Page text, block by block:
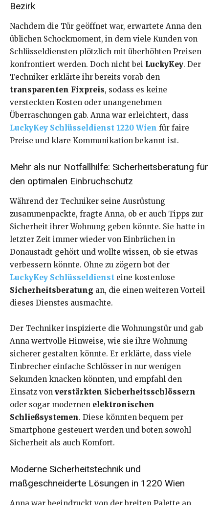
Bezirk
Nachdem die Tür geöffnet war, erwartete Anna den
üblichen Schockmoment, in dem viele Kunden von
Schlüsseldiensten plötzlich mit überhöhten Preisen
konfrontiert werden. Doch nicht bei LuckyKey. Der
Techniker erklärte ihr bereits vorab den
transparenten Fixpreis, sodass es keine
versteckten Kosten oder unangenehmen
Überraschungen gab. Anna war erleichtert, dass
LuckyKey Schlüsseldienst 1220 Wien für faire
Preise und klare Kommunikation bekannt ist.
Mehr als nur Notfallhilfe: Sicherheitsberatung für
den optimalen Einbruchschutz
Während der Techniker seine Ausrüstung
zusammenpackte, fragte Anna, ob er auch Tipps zur
Sicherheit ihrer Wohnung geben könnte. Sie hatte in
letzter Zeit immer wieder von Einbrüchen in
Donaustadt gehört und wollte wissen, ob sie etwas
verbessern könnte. Ohne zu zögern bot der
LuckyKey Schlüsseldienst eine kostenlose
Sicherheitsberatung an, die einen weiteren Vorteil
dieses Dienstes ausmachte.
Der Techniker inspizierte die Wohnungstür und gab
Anna wertvolle Hinweise, wie sie ihre Wohnung
sicherer gestalten könnte. Er erklärte, dass viele
Einbrecher einfache Schlösser in nur wenigen
Sekunden knacken könnten, und empfahl den
Einsatz von verstärkten Sicherheitsschlössern
oder sogar modernen elektronischen
Schließsystemen. Diese könnten bequem per
Smartphone gesteuert werden und boten sowohl
Sicherheit als auch Komfort.
Moderne Sicherheitstechnik und
maßgeschneiderte Lösungen in 1220 Wien